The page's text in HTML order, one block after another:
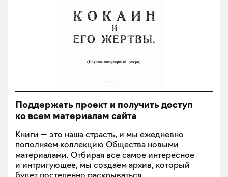
Поддержать проект и получить доступ
ко всем материалам сайта
Книги — это наша страсть, и мы ежедневно
пополняем коллекцию Общества новыми
материалами. Отбирая все самое интересное
и интригующее, мы создаем архив, который
будет постепенно раскрываться.